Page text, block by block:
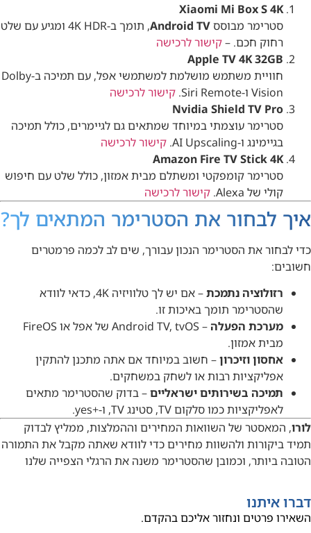
Xiaomi Mi Box S 4K
סטרימר מבוססAndroid TV
, תומך ב-4K HDR ומגיע עם שלט
רחוק חכם. –קישור לרכישה
Apple TV 4K 32GB
חוויית משתמש מושלמת למשתמשי אפל, עם תמיכה ב-Dolby
Vision ו-Siri Remote.
קישור לרכישה
Nvidia Shield TV Pro
סטרימר עוצמתי במיוחד שמתאים גם לגיימרים, כולל תמיכה
בגיימינג ו-AI Upscaling.
קישור לרכישה
Amazon Fire TV Stick 4K
סטרימר קומפקטי ומשתלם מבית אמזון, כולל שלט עם חיפוש
קולי של Alexa.
קישור לרכישה
איך לבחור את הסטרימר המתאים לך?
כדי לבחור את הסטרימר הנכון עבורך, שים לב לכמה פרמטרים
חשובים:
רזולוציה נתמכת
– אם יש לך טלוויזיה 4K, כדאי לוודא
שהסטרימר תומך באיכות זו.
מערכת הפעלה
– Android TV, tvOS של אפל או FireOS
מבית אמזון.
אחסון וזיכרון– חשוב במיוחד אם אתה מתכנן להתקין
אפליקציות רבות או לשחק במשחקים.
תמיכה בשירותים ישראליים– בדוק שהסטרימר מתאים
לאפליקציות כמו סלקום TV, סטינג TV, ו-+yes.
לורו, המאסטר של השוואות המחירים וההמלצות, ממליץ לבדוק
תמיד ביקורות ולהשוות מחירים כדי לוודא שאתה מקבל את התמורה
הטובה ביותר, וכמובן שהסטרימר משנה את הרגלי הצפייה שלנו
דברו איתנו
השאירו פרטים ונחזור אליכם בהקדם.